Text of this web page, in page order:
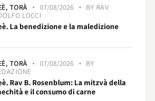
TORÀ 07/08/2026 BY RAV
LOCCI
La benedizione e la maledizione
TORÀ 07/08/2026
BY
Rav B. Rosenblum: La mitzvà della
e il consumo di carne